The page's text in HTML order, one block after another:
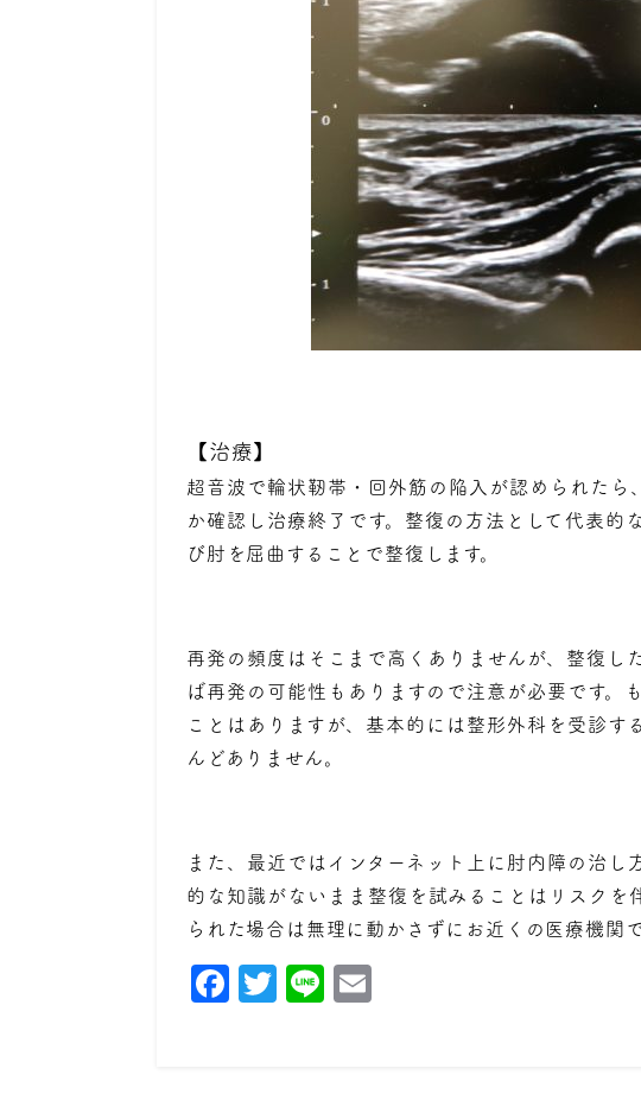
【治療】
超音波で輪状靭帯・回外筋の陥入が認められたら
か確認し治療終了です。整復の方法として代表的
び肘を屈曲することで整復します。
再発の頻度はそこまで高くありませんが、整復し
ば再発の可能性もありますので注意が必要です。
ことはありますが、基本的には整形外科を受診す
んどありません。
また、最近ではインターネット上に肘内障の治
的な知識がないまま整復を試みることはリスクを
られた場合は無理に動かさずにお近くの医療機関
Facebook
Twitter
Line